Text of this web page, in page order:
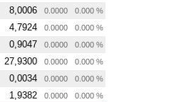
8,0006 0.0000 0.000 %
4,7924 0.0000 0.000 %
0,9047 0.0000 0.000 %
27,9300 0.0000 0.000 %
0,0034 0.0000 0.000 %
1,9382 0.0000 0.000 %